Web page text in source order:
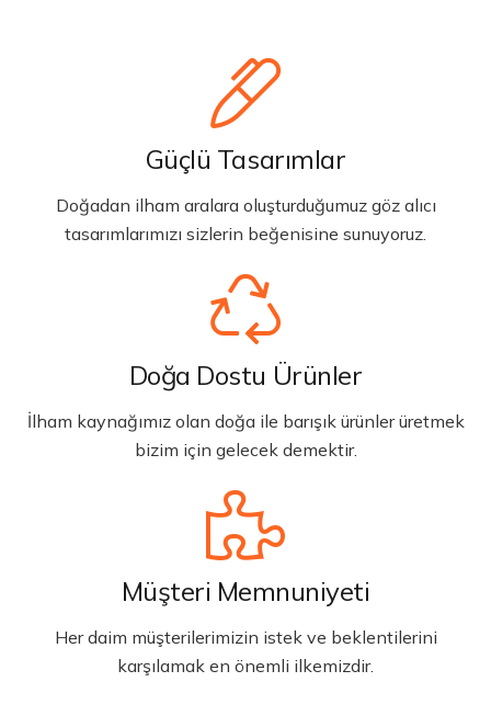
Güçlü Tasarımlar
Doğadan ilham aralara oluşturduğumuz göz alıcı
tasarımlarımızı sizlerin beğenisine sunuyoruz.
Doğa Dostu Ürünler
İlham kaynağımız olan doğa ile barışık ürünler üretmek
bizim için gelecek demektir.
Müşteri Memnuniyeti
Her daim müşterilerimizin istek ve beklentilerini
karşılamak en önemli ilkemizdir.